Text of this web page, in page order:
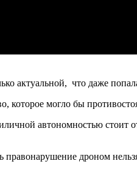
актуальной, что даже
которое могло бы
автономностью стоит
дроном